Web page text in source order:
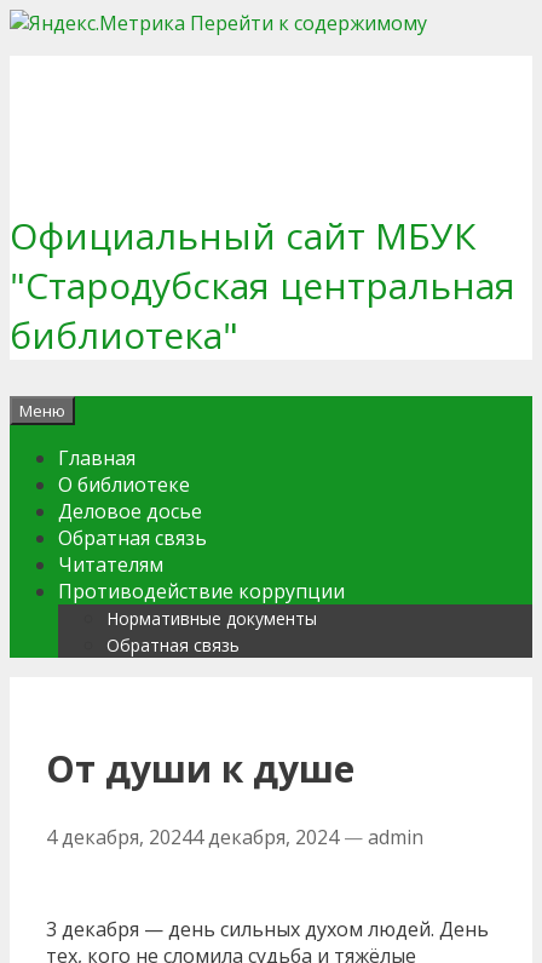
Перейти к содержимому
Официальный сайт МБУК
"Стародубская центральная
библиотека"
Меню
Главная
О библиотеке
Деловое досье
Обратная связь
Читателям
Противодействие коррупции
Нормативные документы
Обратная связь
От души к душе
4 декабря, 20244 декабря, 2024 —admin
3 декабря — день сильных духом людей. День
тех, кого не сломила судьба и тяжёлые